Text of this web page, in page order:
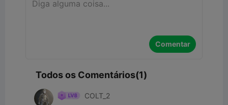
Comentar
Todos os Comentários(1)
COLT_2